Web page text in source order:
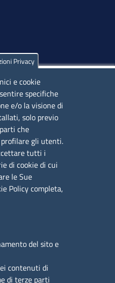
lunedì pomeriggio: 16,00
Artigianato e
elettroniche: UFPXFS
Privacy
e cookie
specifiche
e/o la visione di
solo previo
che
gli utenti.
tutti i
di cookie di cui
le Sue
Policy completa,
del sito e
contenuti di
di terze parti